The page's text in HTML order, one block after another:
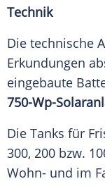
Technik
Die technische
Erkundungen
eingebaute
750-Wp-
Die Tanks für
300, 200 bzw.
Wohn- und im